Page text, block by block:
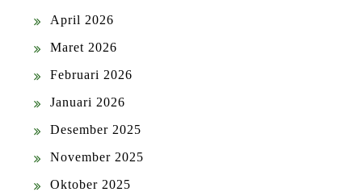
April 2026
Maret 2026
Februari 2026
Januari 2026
Desember 2025
November 2025
Oktober 2025